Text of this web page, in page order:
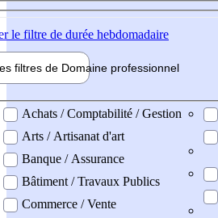
le filtre de durée hebdomadaire
filtres de Domaine professionnel
professionel
Achats / Comptabilité / Gestion
Arts / Artisanat d'art
Banque / Assurance
Bâtiment / Travaux Publics
Commerce / Vente